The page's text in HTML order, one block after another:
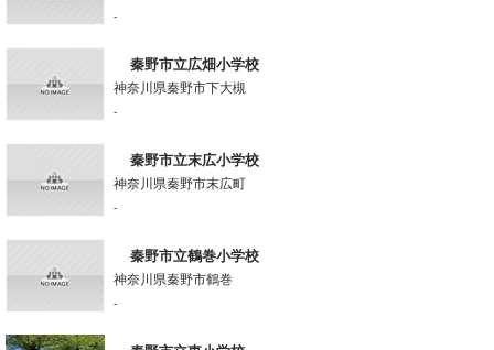
-
秦野市立広畑小学校
神奈川県秦野市下大槻
-
秦野市立末広小学校
神奈川県秦野市末広町
-
秦野市立鶴巻小学校
神奈川県秦野市鶴巻
-